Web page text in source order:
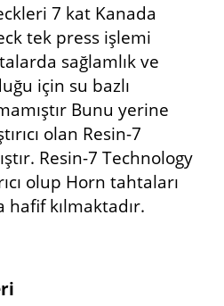
7 kat Kanada
tek press işlemi
sağlamlık ve
için su bazlı
Bunu yerine
olan Resin-7
Resin-7 Technology
olup Horn tahtaları
kılmaktadır.